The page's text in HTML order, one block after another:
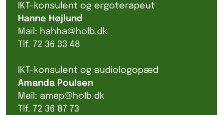
IKT-konsulent og ergoterapeut
Hanne Højlund
Mail: hahha@holb.dk
Tlf. 72 36 33 48
IKT-konsulent og audiologopæd
Amanda Poulsen
Mail: amap@holb.dk
Tlf. 72 36 87 73